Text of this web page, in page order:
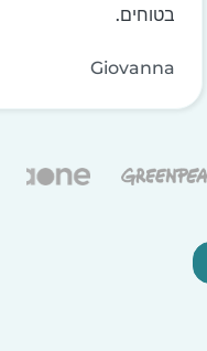
בטוחים.
Giovanna